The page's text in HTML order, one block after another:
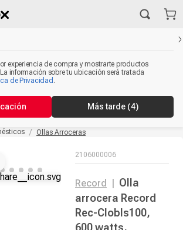
experiencia de compra y mostrarte productos
información sobre tu ubicación será tratada
de Privacidad .
Más tarde (4)
Ollas Arroceras
2106000006
Record
Olla
arrocera Record
Rec-Clobls100,
600 watts,